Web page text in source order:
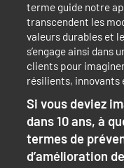
terme guide notre
transcendent les
valeurs durables et
s’engage ainsi dans
clients pour
résilients, innovants
Si vous deviez
dans 10 ans, à
termes de
d’amélioration